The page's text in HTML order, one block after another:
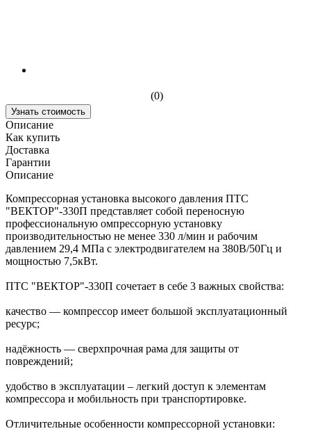
(0)
Узнать стоимость
Описание
Как купить
Доставка
Гарантии
Описание
Компрессорная установка высокого давления ПТС
"ВЕКТОР"-330П представляет собой переносную
профессиональную омпрессорную установку
производительностью не менее 330 л/мин и рабочим
давлением 29,4 МПа с электродвигателем на 380В/50Гц и
мощностью 7,5кВт.
ПТС "ВЕКТОР"-330П сочетает в себе 3 важных свойства:
качество — компрессор имеет большой эксплуатационный
ресурс;
надёжность — сверхпрочная рама для защиты от
повреждений;
удобство в эксплуатации – легкий доступ к элементам
компрессора и мобильность при транспортировке.
Отличительные особенности компрессорной установки: